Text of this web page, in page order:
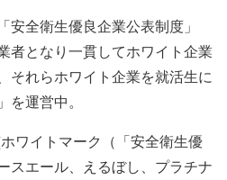
安全衛生優良企業公表制度」
者となり一貫してホワイト企業
それらホワイト企業を就活生に
運営中。
ワイトマーク（「安全衛生優
スエール、えるぼし、プラチナ